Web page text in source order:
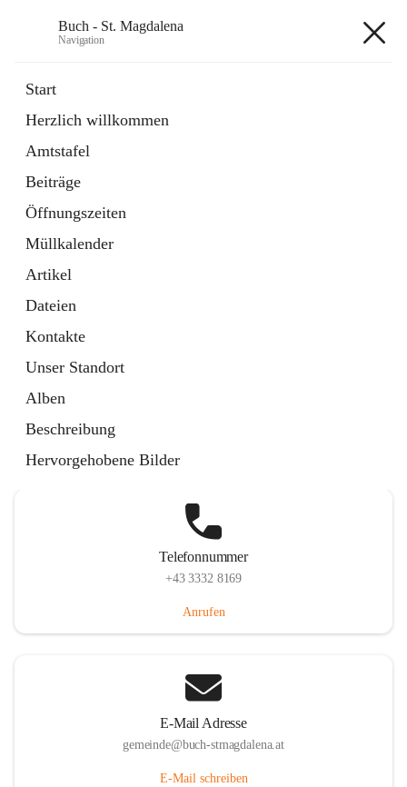
Buch - St. Magdalena
Navigation
Start
Herzlich willkommen
Amtstafel
Beiträge
Öffnungszeiten
Müllkalender
Artikel
Dateien
Kontakte
Unser Standort
Alben
Beschreibung
Hervorgehobene Bilder
11 Schnellzugriffe
Bürgerservice
10 Schnellzugriffe
Telefonnummer
+43 3332 8169
Anrufen
E-Mail Adresse
gemeinde@buch-stmagdalena.at
E-Mail schreiben